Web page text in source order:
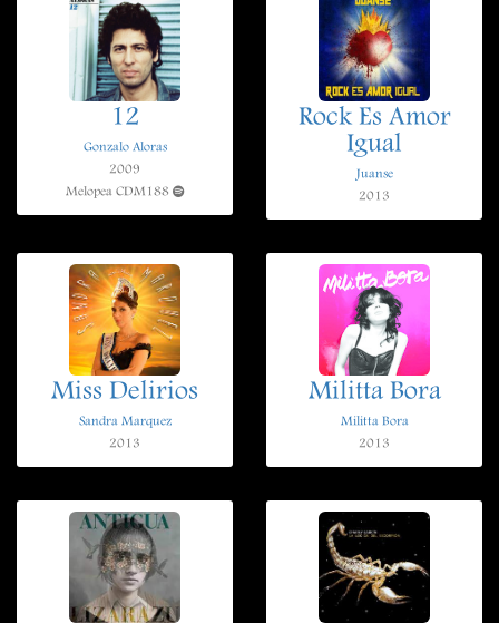
12
Gonzalo Aloras
2009
Melopea CDM188
Rock Es Amor
Igual
Juanse
2013
Miss Delirios
Sandra Marquez
2013
Militta Bora
Militta Bora
2013